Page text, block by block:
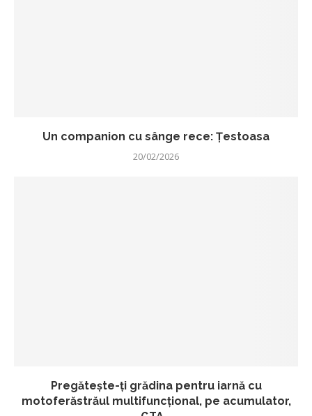
Un companion cu sânge rece: Țestoasa
20/02/2026
Pregătește-ți grădina pentru iarnă cu
motoferăstrăul multifuncțional, pe acumulator,